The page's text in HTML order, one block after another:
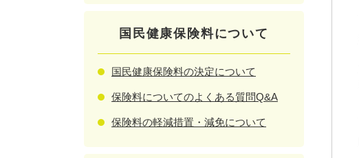
国民健康保険料について
国民健康保険料の決定について
保険料についてのよくある質問Q&A
保険料の軽減措置・減免について